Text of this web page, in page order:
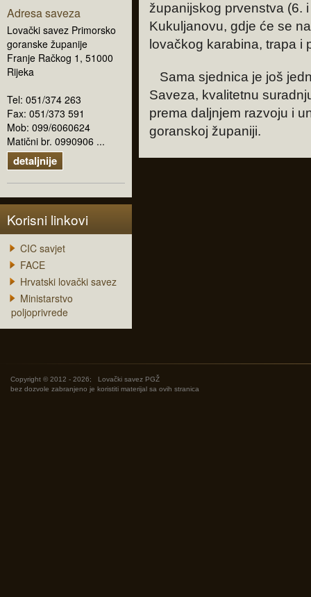
Adresa saveza
Lovački savez Primorsko
goranske županije
Franje Račkog 1, 51000
Rijeka
Tel: 051/374 263
Fax: 051/373 591
Mob: 099/6060624
Matični br. 0990906 ...
detaljnije
Korisni linkovi
CIC savjet
FACE
Hrvatski lovački savez
Ministarstvo
poljoprivrede
županijskog prvenstva (6.
Kukuljanovu, gdje će se
lovačkog karabina, trapa i
Sama sjednica je još
Saveza, kvalitetnu
prema daljnjem razvoju i
goranskoj županiji.
Copyright © 2012 - 2026; Lovački savez PGŽ
bez dozvole zabranjeno je koristiti materijal sa ovih stranica